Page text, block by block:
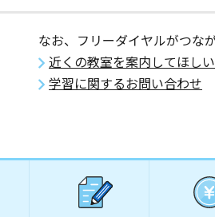
なお、フリーダイヤルがつな
近くの教室を案内してほしい
学習に関するお問い合わせ